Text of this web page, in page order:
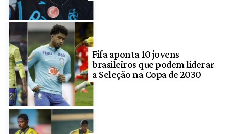
Fifa aponta 10 jovens
brasileiros que podem liderar
a Seleção na Copa de 2030